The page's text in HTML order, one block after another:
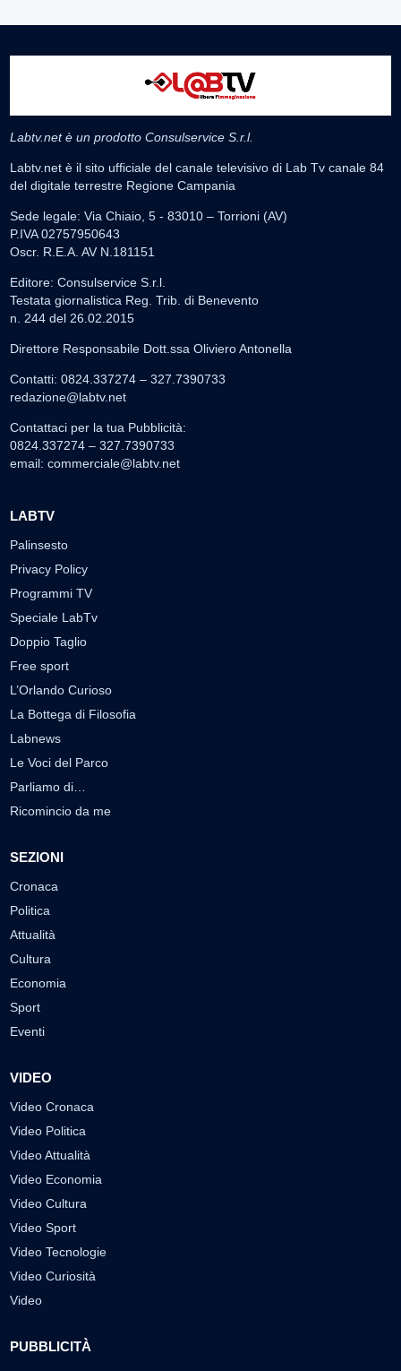
Labtv.net è un prodotto Consulservice S.r.l.
Labtv.net è il sito ufficiale del canale televisivo di Lab Tv canale 84
del digitale terrestre Regione Campania
Sede legale: Via Chiaio, 5 - 83010 – Torrioni (AV)
P.IVA 02757950643
Oscr. R.E.A. AV N.181151
Editore: Consulservice S.r.l.
Testata giornalistica Reg. Trib. di Benevento
n. 244 del 26.02.2015
Direttore Responsabile Dott.ssa Oliviero Antonella
Contatti: 0824.337274 – 327.7390733
redazione@labtv.net
Contattaci per la tua Pubblicità:
0824.337274 – 327.7390733
email: commerciale@labtv.net
LABTV
Palinsesto
Privacy Policy
Programmi TV
Speciale LabTv
Doppio Taglio
Free sport
L’Orlando Curioso
La Bottega di Filosofia
Labnews
Le Voci del Parco
Parliamo di…
Ricomincio da me
SEZIONI
Cronaca
Politica
Attualità
Cultura
Economia
Sport
Eventi
VIDEO
Video Cronaca
Video Politica
Video Attualità
Video Economia
Video Cultura
Video Sport
Video Tecnologie
Video Curiosità
Video
PUBBLICITÀ